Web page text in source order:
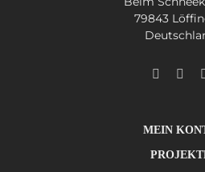
79843
MEIN